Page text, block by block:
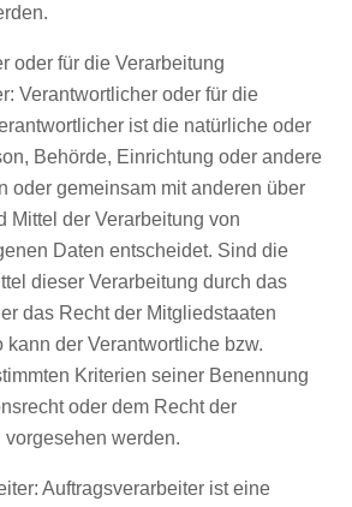
oder für die Verarbeitung
Verantwortlicher oder für die
ist die natürliche oder
Behörde, Einrichtung oder andere
oder gemeinsam mit anderen über
Mittel der Verarbeitung von
Daten entscheidet. Sind die
dieser Verarbeitung durch das
das Recht der Mitgliedstaaten
kann der Verantwortliche bzw.
Kriterien seiner Benennung
oder dem Recht der
vorgesehen werden.
Auftragsverarbeiter ist eine